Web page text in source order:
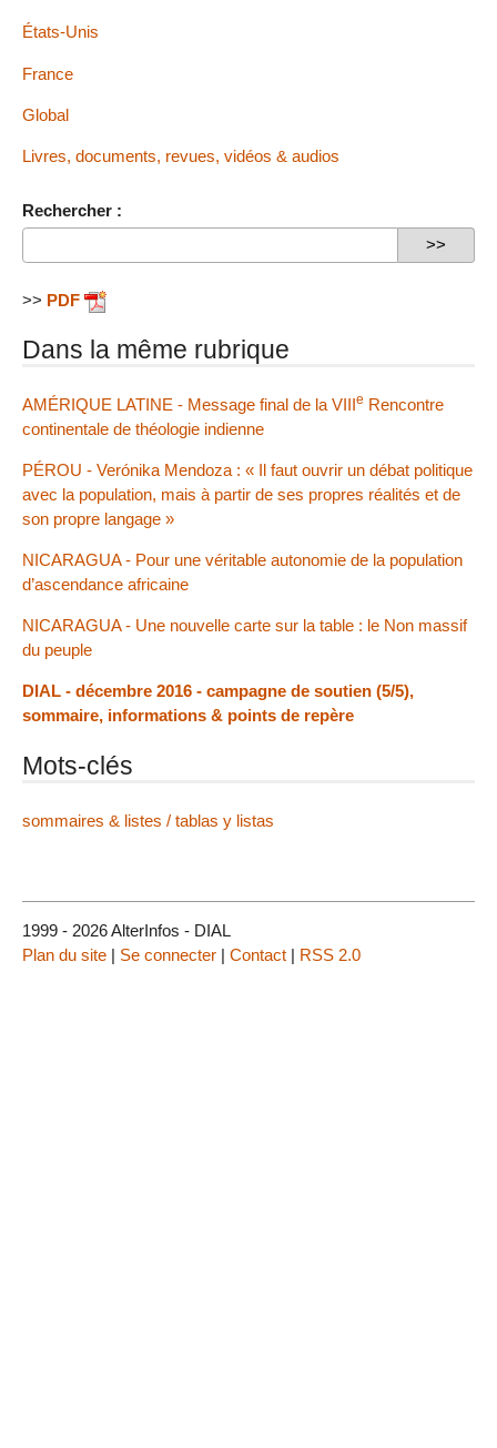
États-Unis
France
Global
Livres, documents, revues, vidéos & audios
Rechercher :
>> PDF
Dans la même rubrique
AMÉRIQUE LATINE - Message final de la VIIIe Rencontre
continentale de théologie indienne
PÉROU - Verónika Mendoza : « Il faut ouvrir un débat politique
avec la population, mais à partir de ses propres réalités et de
son propre langage »
NICARAGUA - Pour une véritable autonomie de la population
d’ascendance africaine
NICARAGUA - Une nouvelle carte sur la table : le Non massif
du peuple
DIAL - décembre 2016 - campagne de soutien (5/5),
sommaire, informations & points de repère
Mots-clés
sommaires & listes / tablas y listas
1999 - 2026 AlterInfos - DIAL
Plan du site | Se connecter | Contact | RSS 2.0